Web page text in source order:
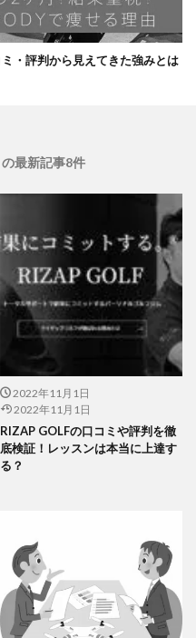
・評判から見えてきた強みとは
の最新記事8件
2022年11月1日
2022年11月1日
RIZAP GOLFの口コミや評判を徹
底検証！レッスンは本当に上達す
る？